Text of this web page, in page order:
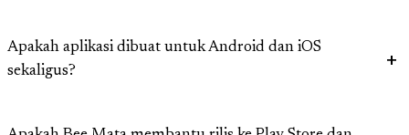
Apakah aplikasi dibuat untuk Android dan iOS
sekaligus?